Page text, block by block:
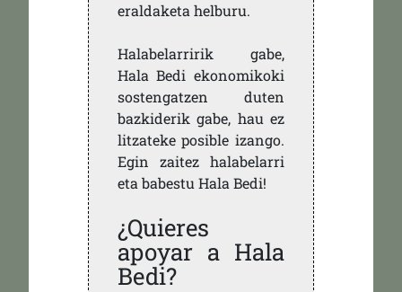
eraldaketa helburu.
Halabelarririk gabe,
Hala Bedi ekonomikoki
sostengatzen duten
bazkiderik gabe, hau ez
litzateke posible izango.
Egin zaitez halabelarri
eta babestu Hala Bedi!
¿Quieres
apoyar a Hala
Bedi?